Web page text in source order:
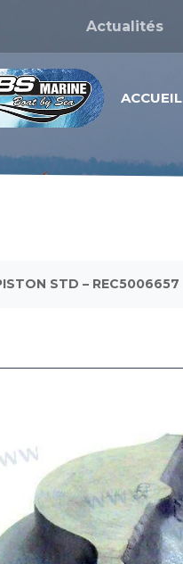
Actualités
ACCUEIL
STD – REC5006657